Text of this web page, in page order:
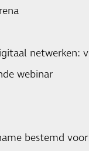
netwerken:
webinar
bestemd